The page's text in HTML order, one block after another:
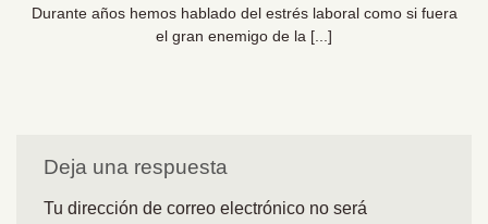
Durante años hemos hablado del estrés laboral como si fuera
el gran enemigo de la [...]
Deja una respuesta
Tu dirección de correo electrónico no será